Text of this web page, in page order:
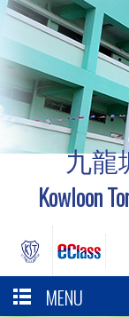
九龍
Kowloon
MENU